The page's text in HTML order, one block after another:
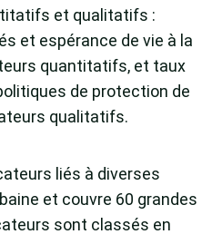
et qualitatifs :
et espérance de vie à la
quantitatifs, et taux
de protection de
qualitatifs.
liés à diverses
et couvre 60 grandes
sont classés en